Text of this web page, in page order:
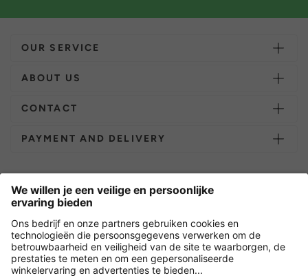
OUR SERVICE
ABOUT US
CONTACT
PAYMENT AND DELIVERY
Nederland
Versleuteling met